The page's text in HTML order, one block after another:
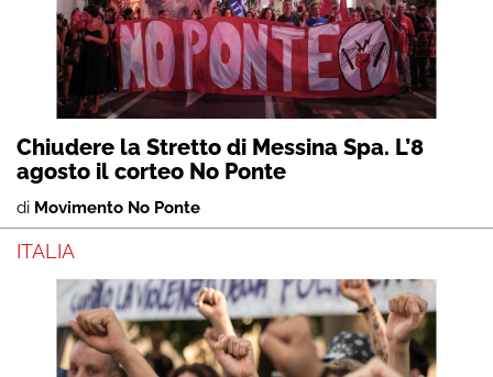
Chiudere la Stretto di Messina Spa. L’8
agosto il corteo No Ponte
di Movimento No Ponte
ITALIA